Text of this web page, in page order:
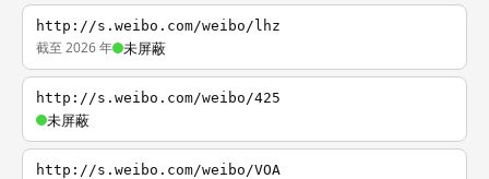
http://s.weibo.com/weibo/lhz
截至 2026 年 未屏蔽
http://s.weibo.com/weibo/425
未屏蔽
http://s.weibo.com/weibo/VOA